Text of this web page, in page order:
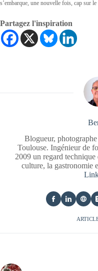
s’embarque, une nouvelle fois, cap sur le
Partagez l'inspiration
Blogueur,
Toulouse. Ingénieur de
2009 un regard
culture, la gastronomie